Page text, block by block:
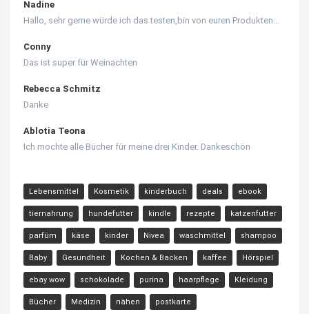
Nadine
Hallo, sehr gerne würde ich das testen,bin von euren Produkten…
Conny
Das ist super für Weinachten
Rebecca Schmitz
Danke
Ablotia Teona
Ich mochte alle Bücher für meine drei Kinder. Dankeschön
Lebensmittel Kosmetik kinderbuch deals ebook
tiernahrung hundefutter kindle rezepte katzenfutter
parfüm käse kinder Nivea waschmittel shampoo
Baby Gesundheit Kochen & Backen kaffee Hörspiel
ebay wow schokolade purina haarpflege Kleidung
Bücher Medizin nähen postkarte